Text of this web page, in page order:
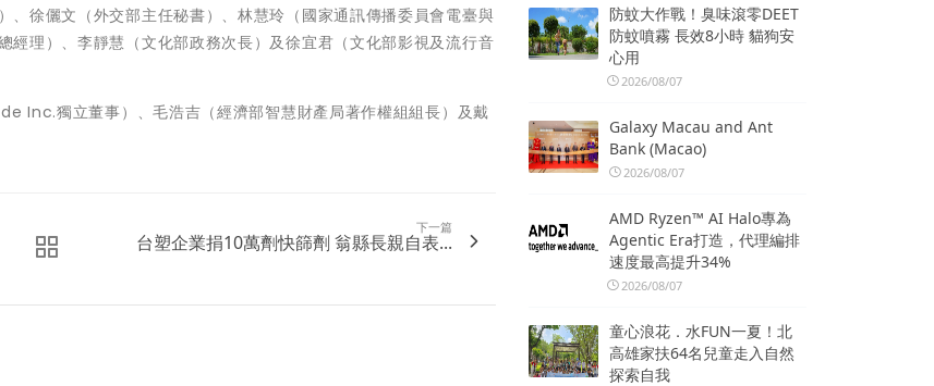
徐儷文（外交部主任秘書）、林慧玲（國家通訊傳播委員會電臺與
經理）、李靜慧（文化部政務次長）及徐宜君（文化部影視及流行音
Inc.獨立董事）、毛浩吉（經濟部智慧財產局著作權組組長）及戴
下一篇
台塑企業捐10萬劑快篩劑 翁縣長親自表...
防蚊大作戰！臭味滾零DEET
防蚊噴霧 長效8小時 貓狗安
心用
2026/08/07
Galaxy Macau and Ant
Bank (Macao)
2026/08/07
AMD Ryzen™ AI Halo專為
Agentic Era打造，代理編排
速度最高提升34%
2026/08/07
童心浪花．水FUN一夏！北
高雄家扶64名兒童走入自然
探索自我